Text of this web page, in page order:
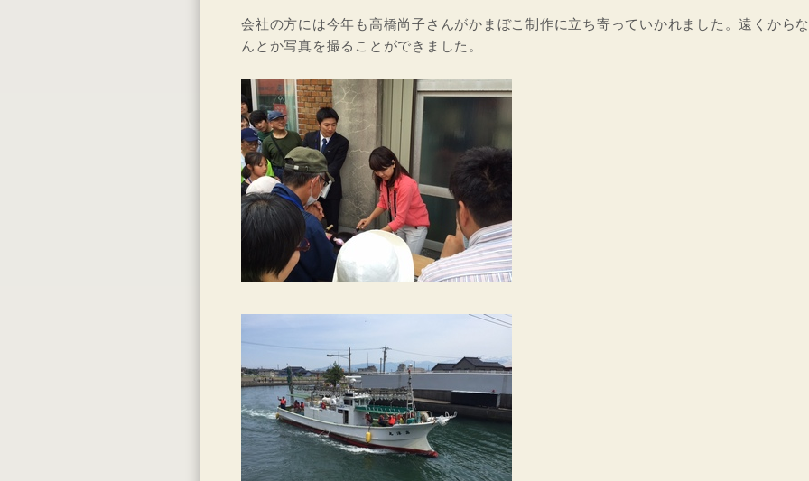
会社の方には今年も高橋尚子さんがかまぼこ制作に立ち寄っていかれました。遠くからな
んとか写真を撮ることができました。